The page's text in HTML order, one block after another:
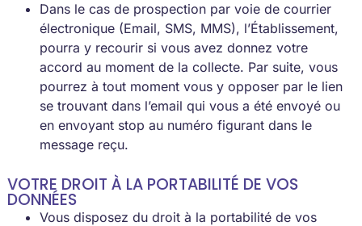
Dans le cas de prospection par voie de courrier
électronique (Email, SMS, MMS), l’Établissement,
pourra y recourir si vous avez donnez votre
accord au moment de la collecte. Par suite, vous
pourrez à tout moment vous y opposer par le lien
se trouvant dans l’email qui vous a été envoyé ou
en envoyant stop au numéro figurant dans le
message reçu.
VOTRE DROIT À LA PORTABILITÉ DE VOS
DONNÉES
Vous disposez du droit à la portabilité de vos